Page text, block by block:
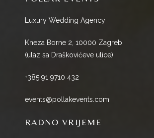
Luxury Wedding Agency
Kneza Borne 2, 10000 Zagreb
(ulaz sa Draškovićeve ulice)
+385 91 9710 432
events@pollakevents.com
RADNO VRIJEME